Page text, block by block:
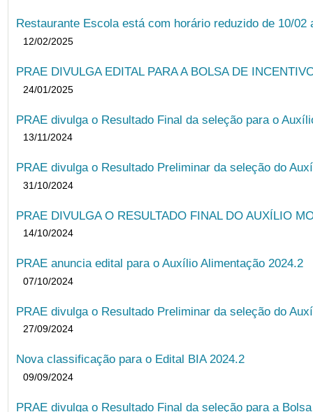
Restaurante Escola está com horário reduzido de 10/
12/02/2025
PRAE DIVULGA EDITAL PARA A BOLSA DE
24/01/2025
PRAE divulga o Resultado Final da seleção para o
13/11/2024
PRAE divulga o Resultado Preliminar da seleção do
31/10/2024
PRAE DIVULGA O RESULTADO FINAL DO AUXÍLIO
14/10/2024
PRAE anuncia edital para o Auxílio Alimentação 2024.2
07/10/2024
PRAE divulga o Resultado Preliminar da seleção do
27/09/2024
Nova classificação para o Edital BIA 2024.2
09/09/2024
PRAE divulga o Resultado Final da seleção para a